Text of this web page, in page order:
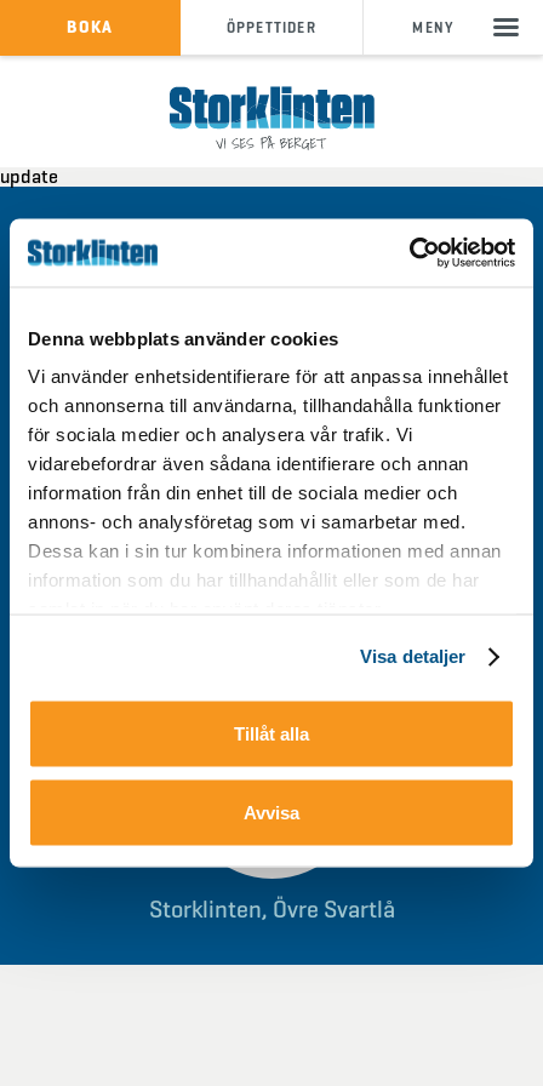
Denna webbplats använder cookies
Vi använder enhetsidentifierare för att anpassa innehållet
och annonserna till användarna, tillhandahålla funktioner
för sociala medier och analysera vår trafik. Vi
vidarebefordrar även sådana identifierare och annan
information från din enhet till de sociala medier och
annons- och analysföretag som vi samarbetar med.
Dessa kan i sin tur kombinera informationen med annan
information som du har tillhandahållit eller som de har
Visa detaljer
Tillåt alla
Avvisa
KÖP SKIPASS
info@storklinten.se
•
Telefonbokning : 0928-40 000
ÖPPETTIDER
BOKA MENY
update
Tillgänglighet
Välkommen till Storklinten - Vi ses på berget!
0928-40 000 /info@storklinten.se
Storklinten, Övre Svartlå